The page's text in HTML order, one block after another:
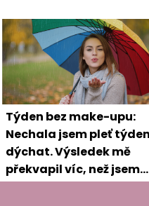
Týden bez make-upu:
Nechala jsem pleť týden
dýchat. Výsledek mě
překvapil víc, než jsem
čekala